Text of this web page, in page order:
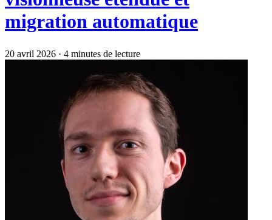
migration automatique
20 avril 2026 · 4 minutes de lecture